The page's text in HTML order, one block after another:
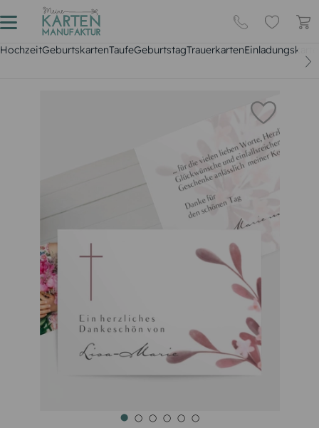
HochzeitGeburtskartenTaufeGeburtstagTrauerkarten